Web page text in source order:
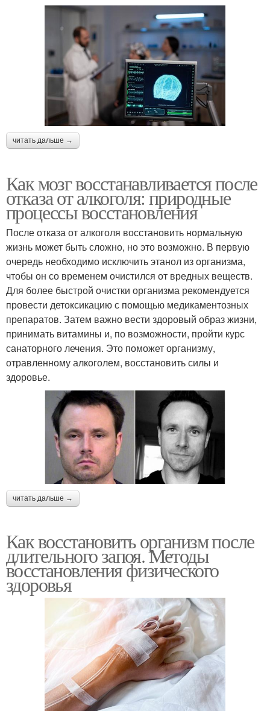
читать дальше →
Как мозг восстанавливается после
отказа от алкоголя: природные
процессы восстановления
После отказа от алкоголя восстановить нормальную
жизнь может быть сложно, но это возможно. В первую
очередь необходимо исключить этанол из организма,
чтобы он со временем очистился от вредных веществ.
Для более быстрой очистки организма рекомендуется
провести детоксикацию с помощью медикаментозных
препаратов. Затем важно вести здоровый образ жизни,
принимать витамины и, по возможности, пройти курс
санаторного лечения. Это поможет организму,
отравленному алкоголем, восстановить силы и
здоровье.
читать дальше →
Как восстановить организм после
длительного запоя. Методы
восстановления физического
здоровья